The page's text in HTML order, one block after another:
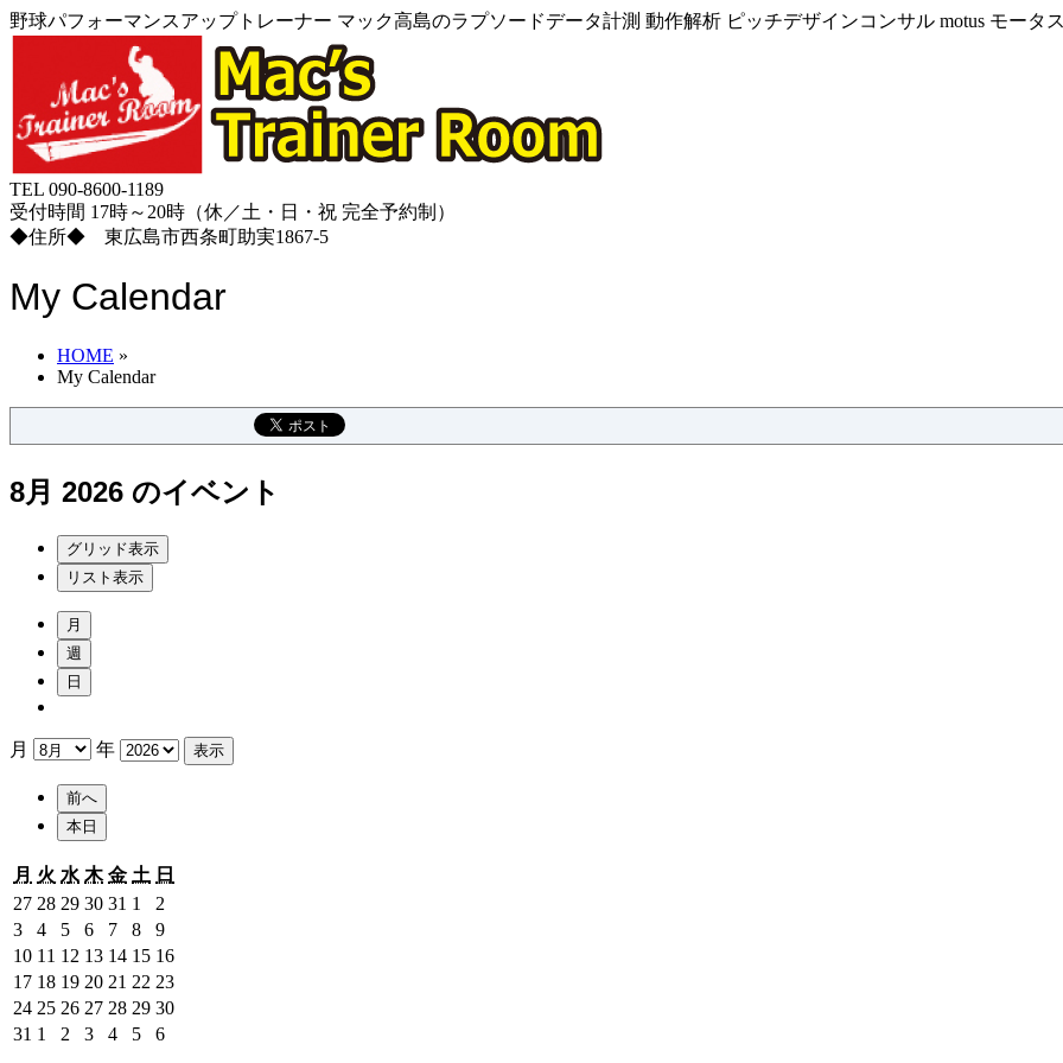
野球パフォーマンスアップトレーナー マック高島のラプソードデータ計測 動作解析 ピッチデザインコンサル motus モー
TEL 090-8600-1189
受付時間 17時～20時（休／土・日・祝 完全予約制）
◆住所◆ 東広島市西条町助実1867-5
My Calendar
HOME »
My Calendar
8月 2026 のイベント
グリッド表示
リスト 表示
月
週
日
月 年
前へ
本日
月 月
曜
日
火 火
曜
日
水 水
曜
日
木木
曜
日
金金
曜
日
土 土
曜
日
日
272026
年
7
月
27
日
282026
年
7
月
28
日
292026
年
7
月
29
日
302026
年
7
月
30
日
31 2026
年
7
月
31
日
1
2026
年
8
月
1
日
2
年
8
月
2
日
32026
年
8
月
3
日
42026
年
8
月
4
日
52026
年
8
月
5
日
62026
年
8
月
6
日
72026
年
8
月
7
日
82026
年
8
月
8
日
92026
年
8
月
9
日
102026
年
8
月
10
11 2026
年
8
月
11
12 2026
年
8
月
12
132026
年
8
月
13
142026
年
8
月
14
152026
年
8
月
15
162026
8
172026
年
8
182026
年
8
192026
年
8
202026
年
21 2026
年
8
22 2026
年
8
232026
年
242026
年
252026
年
262026
年
272026
年
282026
年
292026
年
302026
31 2026
1
2026
2 2026
32026
42026
52026
62026